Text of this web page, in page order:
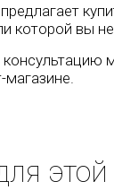
которой вы
магазине.